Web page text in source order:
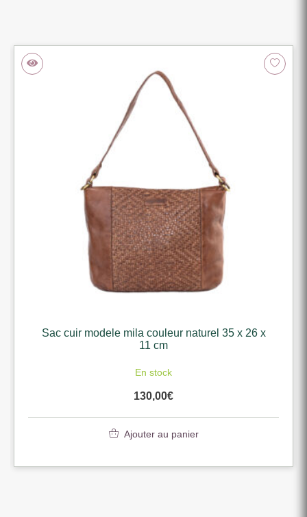
Sac cuir modele mila couleur naturel 35 x 26 x
11 cm
En stock
130,00€
Ajouter au panier